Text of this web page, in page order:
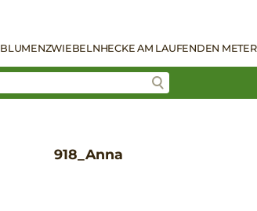
BLUMENZWIEBELNHECKE AM LAUFENDEN METER
918_Anna